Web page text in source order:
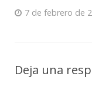
7 de febrero de
Deja una